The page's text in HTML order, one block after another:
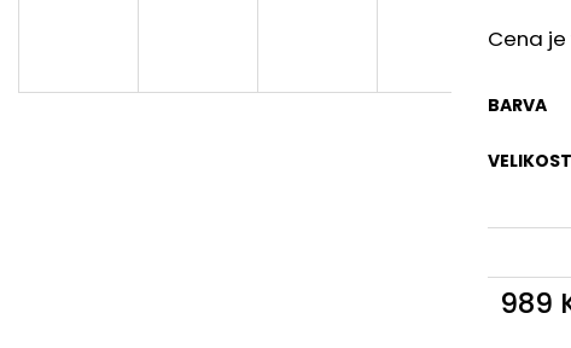
Cena
BARVA
VELIKOST
989